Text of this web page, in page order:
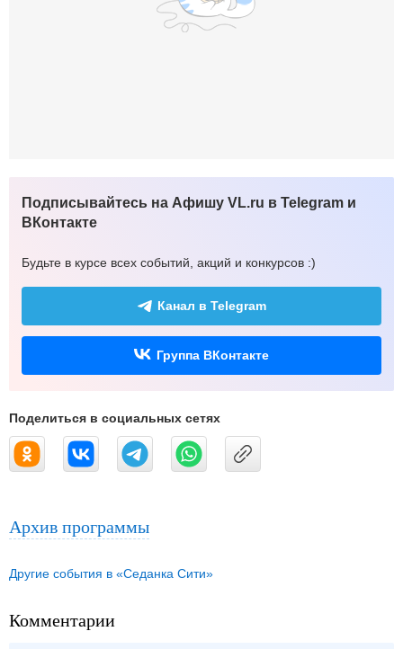
Подписывайтесь на Афишу VL.ru в Telegram и
ВКонтакте
Будьте в курсе всех событий, акций и конкурсов :)
Канал в Telegram
Группа ВКонтакте
Поделиться в социальных сетях
Архив программы
Другие события в «Седанка Сити»
Комментарии